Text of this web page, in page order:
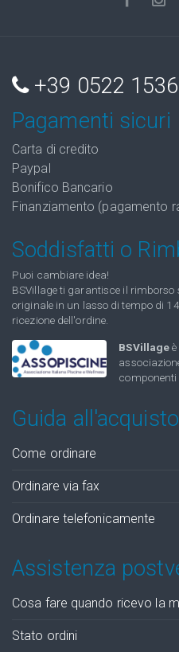
+39 0522
Pagamenti sicuri
Carta di credito
Paypal
Bonifico Bancario
Finanziamento (pagamento
Soddisfatti o
Puoi cambiare idea!
BSVillage ti garantisce il
originale in un lasso di tempo di
ricezione dell'ordine.
BSVillage
Guida all'acquisto
Come ordinare
Ordinare via fax
Ordinare telefonicamente
Assistenza
Cosa fare quando ricevo la
Stato ordini